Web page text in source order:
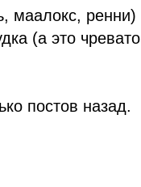
маалокс, ренни)
(а это
постов назад.